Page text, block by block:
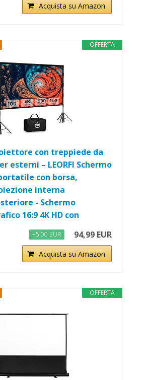
Acquista su Amazon
OFFERTA
con treppiede da
esterni – LEORFI Schermo
con borsa,
interna
- Schermo
16:9 4K HD con
−5,00 EUR 94,99 EUR
Acquista su Amazon
OFFERTA